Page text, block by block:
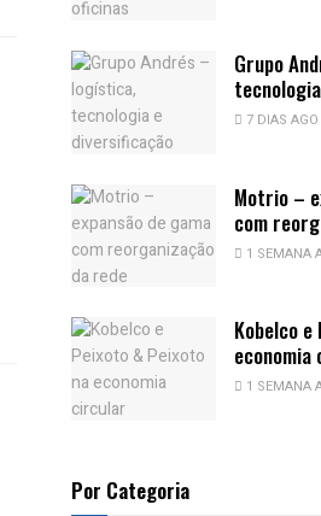
Grupo
7 DIAS AGO
Motrio –
com
1 SEMANA
Kobelco
1 SEMANA
Por Categoria